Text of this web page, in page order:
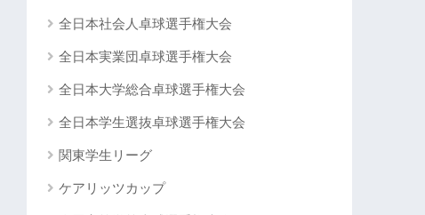
全日本社会人卓球選手権大会
全日本実業団卓球選手権大会
全日本大学総合卓球選手権大会
全日本学生選抜卓球選手権大会
関東学生リーグ
ケアリッツカップ